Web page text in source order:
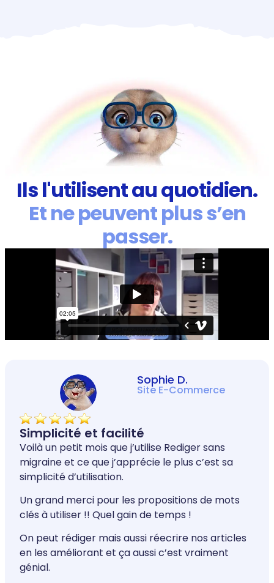
Ils l'utilisent au quotidien.
Et ne peuvent plus s’en
passer.
Sophie D.
Site E-Commerce
Simplicité et facilité
Voilà un petit mois que j’utilise Rediger sans
migraine et ce que j’apprécie le plus c’est sa
simplicité d’utilisation.
Un grand merci pour les propositions de mots
clés à utiliser !! Quel gain de temps !
On peut rédiger mais aussi réecrire nos articles
en les améliorant et ça aussi c’est vraiment
génial.